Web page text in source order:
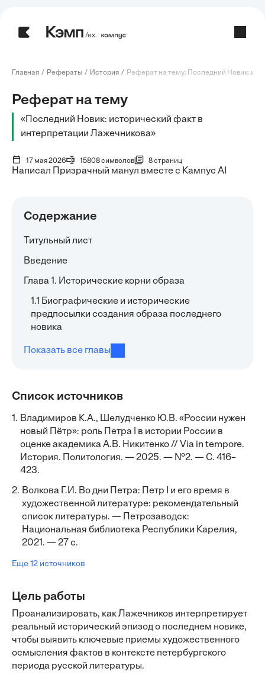
/ех.
Главная Рефераты История Реферат на тему: Последний Новик:
Реферат на тему
«Последний Новик: исторический факт в
интерпретации Лажечникова»
17 мая 2026 15808 символов 8 страниц
Написал Призрачный манул вместе с Кампус AI
Содержание
Титульный лист
Введение
Глава 1. Исторические корни образа
1.1 Биографические и исторические
предпосылки создания образа последнего
новика
Показать все главы
Список источников
1. Владимиров К.А., Шелудченко Ю.В. «России нужен
новый Пётр»: роль Петра I в истории России в
оценке академика А.В. Никитенко // Via in tempore.
История. Политология. — 2025. — №2. — С. 416–
423.
2. Волкова Г.И. Во дни Петра: Петр I и его время в
художественной литературе: рекомендательный
список литературы. — Петрозаводск:
Национальная библиотека Республики Карелия,
2021. — 27 с.
Еще 12 источников
Цель работы
Проанализировать, как Лажечников интерпретирует
реальный исторический эпизод о последнем новике,
чтобы выявить ключевые приемы художественного
осмысления фактов в контексте петербургского
периода русской литературы.